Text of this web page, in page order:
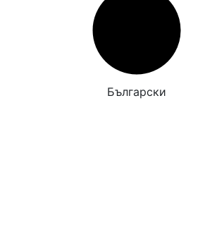
Български